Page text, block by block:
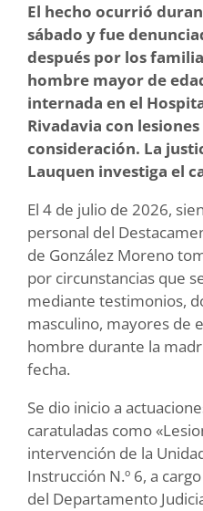
El hecho ocurrió
sábado y fue
después por los
hombre mayor de
internada en el
Rivadavia con
consideración. La
Lauquen investiga el
El 4 de julio de 2026,
personal del
de González Moreno
por circunstancias que
mediante testimonios,
masculino, mayores de
hombre durante la
fecha.
Se dio inicio a
caratuladas como
intervención de la
Instrucción N.º 6, a
del Departamento